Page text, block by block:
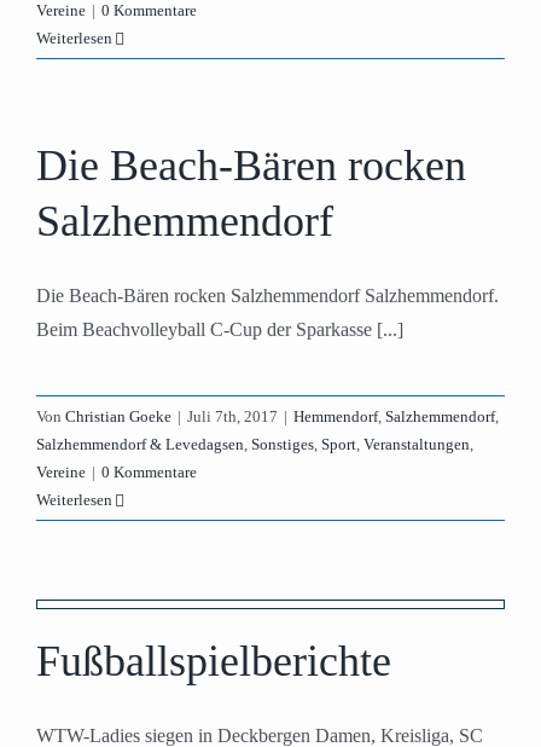
Vereine | 0 Kommentare
Weiterlesen
Die Beach-Bären rocken
Salzhemmendorf
Die Beach-Bären rocken Salzhemmendorf Salzhemmendorf.
Beim Beachvolleyball C-Cup der Sparkasse [...]
Von Christian Goeke | Juli 7th, 2017 | Hemmendorf, Salzhemmendorf,
Salzhemmendorf & Levedagsen, Sonstiges, Sport, Veranstaltungen,
Vereine | 0 Kommentare
Weiterlesen
Fußballspielberichte
WTW-Ladies siegen in Deckbergen Damen, Kreisliga, SC